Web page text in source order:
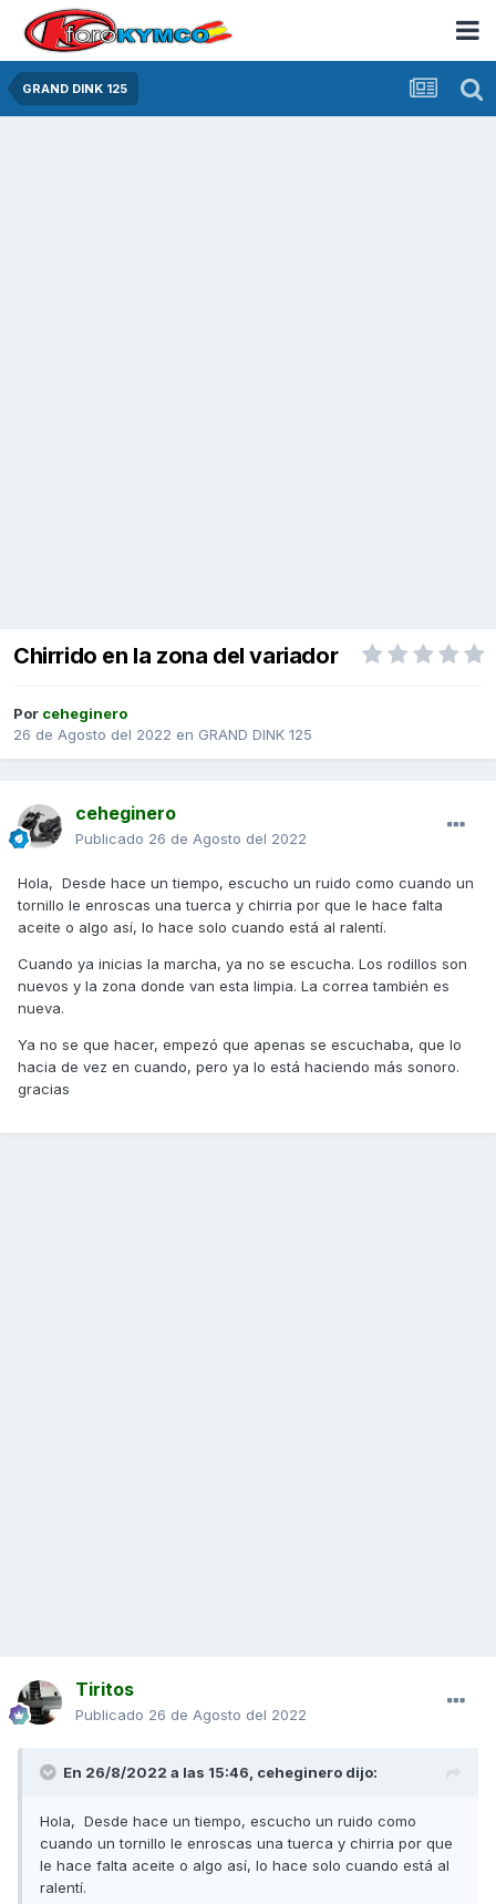
GRAND DINK 125
Chirrido en la zona del variador
Por ceheginero
26 de Agosto del 2022 en GRAND DINK 125
ceheginero
Publicado 26 de Agosto del 2022
Hola, Desde hace un tiempo, escucho un ruido como cuando un
tornillo le enroscas una tuerca y chirria por que le hace falta
aceite o algo así, lo hace solo cuando está al ralentí.
Cuando ya inicias la marcha, ya no se escucha. Los rodillos son
nuevos y la zona donde van esta limpia. La correa también es
nueva.
Ya no se que hacer, empezó que apenas se escuchaba, que lo
hacia de vez en cuando, pero ya lo está haciendo más sonoro.
gracias
Tiritos
Publicado 26 de Agosto del 2022
En 26/8/2022 a las 15:46, ceheginero dijo:
Hola, Desde hace un tiempo, escucho un ruido como
cuando un tornillo le enroscas una tuerca y chirria por que
le hace falta aceite o algo así, lo hace solo cuando está al
ralentí.